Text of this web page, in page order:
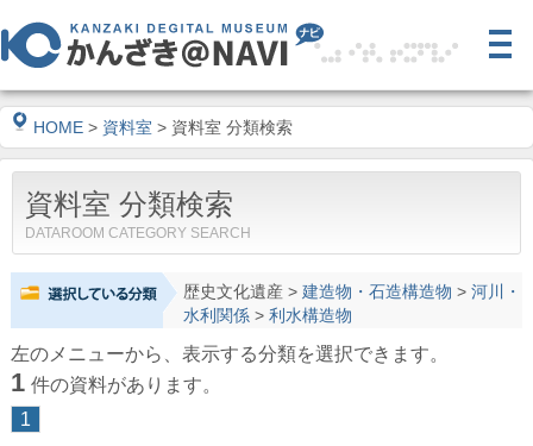
HOME > 資料室 > 資料室 分類検索
資料室 分類検索
DATAROOM CATEGORY SEARCH
歴史文化遺産> 建造物・石造構造物 > 河川・
水利関係> 利水構造物
左のメニューから、表示する分類を選択できます。
1 件の資料があります。
1